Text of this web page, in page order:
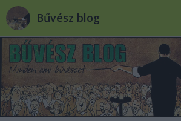
Bűvész blog